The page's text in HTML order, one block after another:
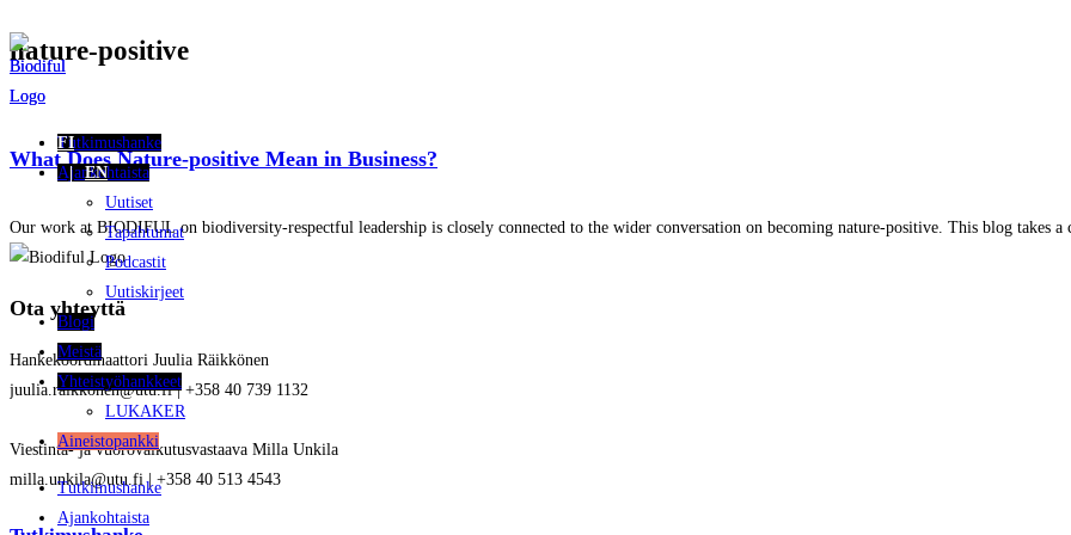
Siirry
suoraan
sisältöön
Tutkimushanke
Ajankohtaista
Uutiset
Tapahtumat
Podcastit
Uutiskirjeet
Blogi
Meistä
Yhteistyöhankkeet
LUKAKER
Aineistopankki
Tutkimushanke
Ajankohtaista
FI
EN
nature-positive
What Does Nature-positive Mean in Business?
Our work at BIODIFUL on biodiversity-respectful leadership is closely connected to the wider conversation on becoming nature-positive. This blog takes a
Ota yhteyttä
Hankekoordinaattori Juulia Räikkönen
juulia.raikkonen@utu.fi | +358 40 739 1132
Viestintä- ja vuorovaikutusvastaava Milla Unkila
milla.unkila@utu.fi | +358 40 513 4543